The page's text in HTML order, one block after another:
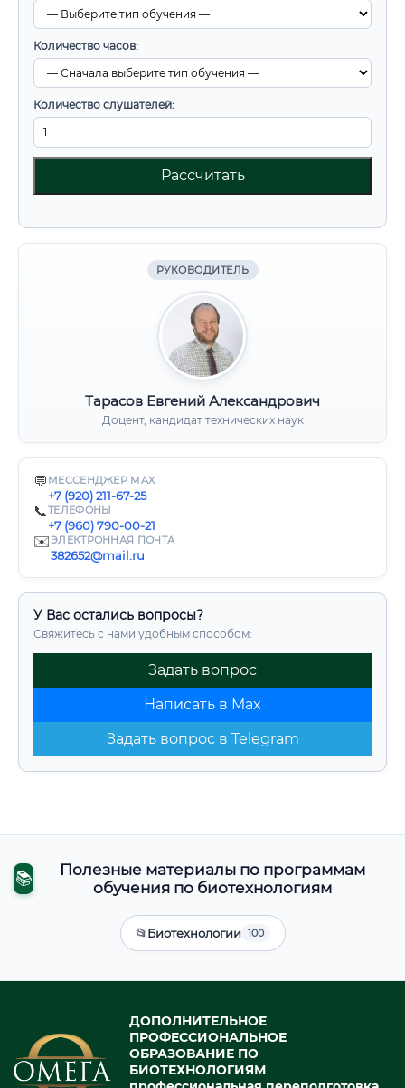
Количество часов:
Количество слушателей:
Рассчитать
РУКОВОДИТЕЛЬ
Тарасов Евгений Александрович
Доцент, кандидат технических наук
💬 МЕССЕНДЖЕР MAX
+7 (920) 211-67-25
📞ТЕЛЕФОНЫ
+7 (960) 790-00-21
✉️ЭЛЕКТРОННАЯ ПОЧТА
382652@mail.ru
У Вас остались вопросы?
Свяжитесь с нами удобным способом:
Задать вопрос
Написать в Max
Задать вопрос в Telegram
📚
Полезные материалы по программам
обучения по биотехнологиям
📂Биотехнологии 100
ДОПОЛНИТЕЛЬНОЕ
ПРОФЕССИОНАЛЬНОЕ
ОБРАЗОВАНИЕ ПО
БИОТЕХНОЛОГИЯМ